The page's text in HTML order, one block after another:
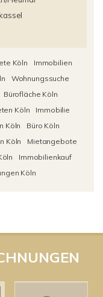
Köln
Immobilien
Wohnungssuche
Bürofläche Köln
Köln
Immobilie
Köln
Büro Köln
Köln
Mietangebote
Immobilienkauf
Köln